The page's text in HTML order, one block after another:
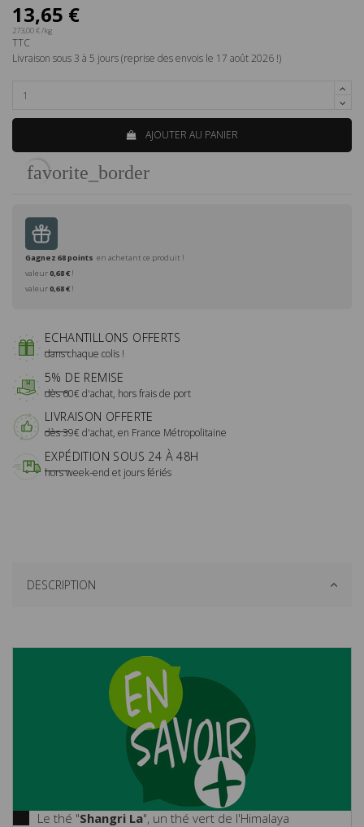
13,65 €
273,00 € /kg
TTC
Livraison sous 3 à 5 jours (reprise des envois le 17 août 2026 !)
AJOUTER AU PANIER
favorite_border
Gagnez 68points en achetant ce produit !
valeur0,68 € !
valeur0,68 € !
ECHANTILLONS OFFERTS
dans chaque colis !
5% DE REMISE
dès 60€ d'achat, hors frais de port
LIVRAISON OFFERTE
dès 39€ d'achat, en France Métropolitaine
EXPÉDITION SOUS 24 À 48H
hors week-end et jours fériés
DESCRIPTION
Le thé "Shangri La", un thé vert de l'Himalaya